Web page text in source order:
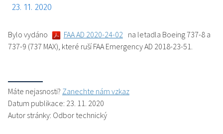
23. 11. 2020
Bylo vydáno FAA AD 2020-24-02 na letadla Boeing 737-8 a
737-9 (737 MAX), které ruší FAA Emergency AD 2018-23-51.
Máte nejasnosti? Zanechte nám vzkaz
Datum publikace: 23. 11. 2020
Autor stránky: Odbor technický